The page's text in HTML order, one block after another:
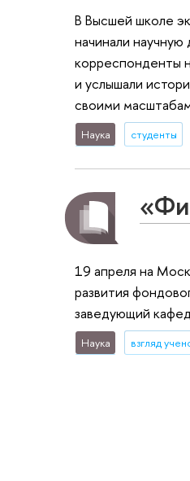
В Высшей школе
начинали
корреспонденты
и услышали
своими
Наука студенты
19 апреля на
развития
заведующий
Наука взгляд